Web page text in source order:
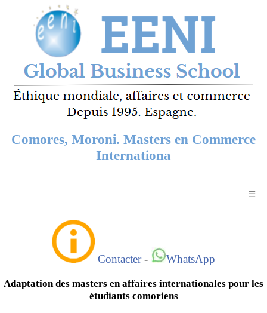
Comores, Moroni. Masters en Commerce
Internationa
☰
Contacter- WhatsApp
Adaptation des masters en affaires internationales pour les
étudiants comoriens